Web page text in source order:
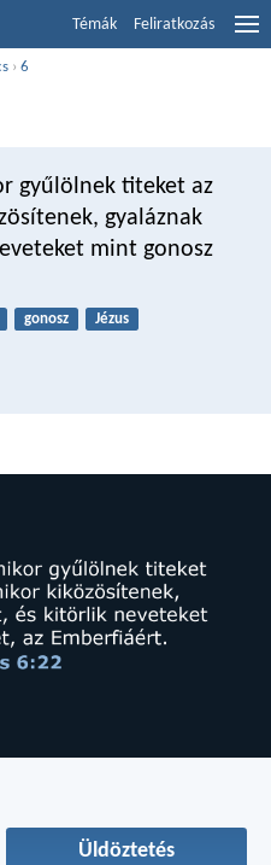
Témák Feliratkozás
›6
gyűlölnek titeket az
gyaláznak
mint gonosz
gonosz Jézus
Üldöztetés